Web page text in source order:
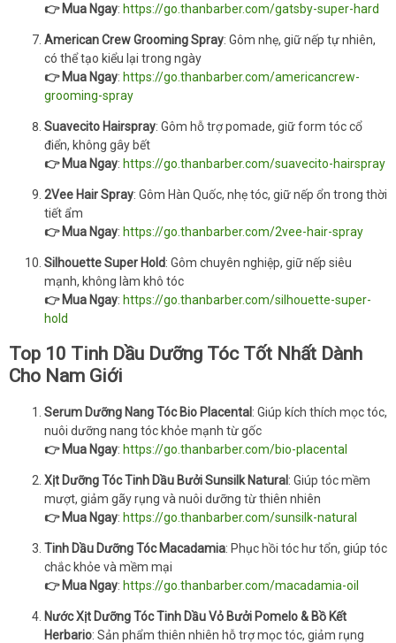
👉 Mua Ngay: https://go.thanbarber.com/gatsby-super-hard
American Crew Grooming Spray: Gôm nhẹ, giữ nếp tự nhiên,
có thể tạo kiểu lại trong ngày
👉 Mua Ngay: https://go.thanbarber.com/americancrew-
grooming-spray
Suavecito Hairspray: Gôm hỗ trợ pomade, giữ form tóc cổ
điển, không gây bết
👉 Mua Ngay: https://go.thanbarber.com/suavecito-hairspray
2Vee Hair Spray: Gôm Hàn Quốc, nhẹ tóc, giữ nếp ổn trong thời
tiết ẩm
👉 Mua Ngay: https://go.thanbarber.com/2vee-hair-spray
Silhouette Super Hold: Gôm chuyên nghiệp, giữ nếp siêu
mạnh, không làm khô tóc
👉 Mua Ngay: https://go.thanbarber.com/silhouette-super-
hold
Top 10 Tinh Dầu Dưỡng Tóc Tốt Nhất Dành
Cho Nam Giới
Serum Dưỡng Nang Tóc Bio Placental : Giúp kích thích mọc tóc,
nuôi dưỡng nang tóc khỏe mạnh từ gốc
👉 Mua Ngay: https://go.thanbarber.com/bio-placental
Xịt Dưỡng Tóc Tinh Dầu Bưởi Sunsilk Natural : Giúp tóc mềm
mượt, giảm gãy rụng và nuôi dưỡng từ thiên nhiên
👉 Mua Ngay: https://go.thanbarber.com/sunsilk-natural
Tinh Dầu Dưỡng Tóc Macadamia: Phục hồi tóc hư tổn, giúp tóc
chắc khỏe và mềm mại
👉 Mua Ngay: https://go.thanbarber.com/macadamia-oil
Nước Xịt Dưỡng Tóc Tinh Dầu Vỏ Bưởi Pomelo & Bồ Kết
Herbario: Sản phẩm thiên nhiên hỗ trợ mọc tóc, giảm rụng